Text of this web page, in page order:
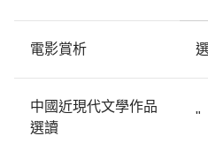
電影賞析
中國近現代文學作品
選讀
"